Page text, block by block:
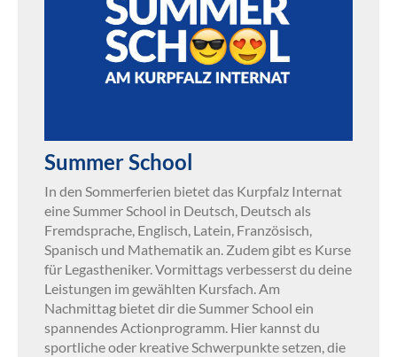
Summer School
In den Sommerferien bietet das Kurpfalz Internat
eine Summer School in Deutsch, Deutsch als
Fremdsprache, Englisch, Latein, Französisch,
Spanisch und Mathematik an. Zudem gibt es Kurse
für Legastheniker. Vormittags verbesserst du deine
Leistungen im gewählten Kursfach. Am
Nachmittag bietet dir die Summer School ein
spannendes Actionprogramm. Hier kannst du
sportliche oder kreative Schwerpunkte setzen, die